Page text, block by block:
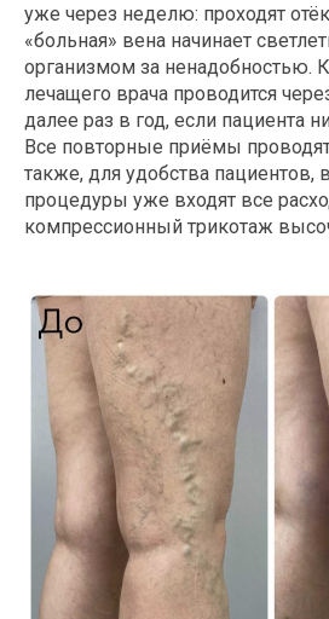
уже через неделю: проходят
«больная» вена начинает
организмом за ненадобностью.
лечащего врача проводится
далее раз в год, если пациента
Все повторные приёмы
также, для удобства пациентов,
процедуры уже входят все
компрессионный трикотаж